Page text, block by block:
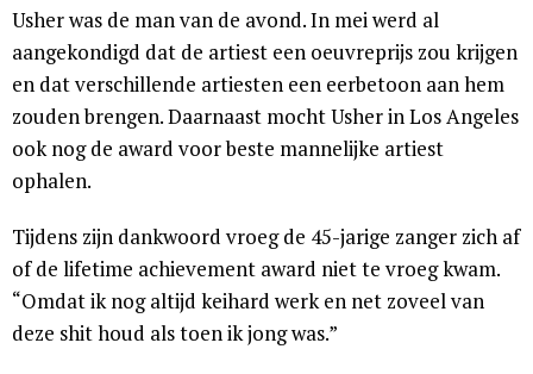
Usher was de man van de avond. In mei werd al
aangekondigd dat de artiest een oeuvreprijs zou krijgen
en dat verschillende artiesten een eerbetoon aan hem
zouden brengen. Daarnaast mocht Usher in Los Angeles
ook nog de award voor beste mannelijke artiest
ophalen.
Tijdens zijn dankwoord vroeg de 45-jarige zanger zich af
of de lifetime achievement award niet te vroeg kwam.
“Omdat ik nog altijd keihard werk en net zoveel van
deze shit houd als toen ik jong was.”